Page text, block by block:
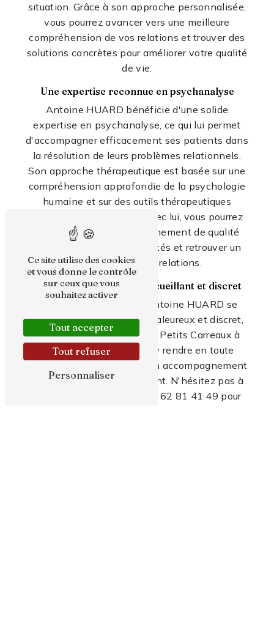
situation. Grâce à son approche personnalisée,
vous pourrez avancer vers une meilleure
compréhension de vos relations et trouver des
solutions concrètes pour améliorer votre qualité
de vie.
Une expertise reconnue en psychanalyse
Antoine HUARD bénéficie d'une solide
expertise en psychanalyse, ce qui lui permet
d'accompagner efficacement ses patients dans
la résolution de leurs problèmes relationnels.
Son approche thérapeutique est basée sur une
compréhension approfondie de la psychologie
humaine et sur des outils thérapeutiques
éprouvés. En travaillant avec lui, vous pourrez
bénéficier d'un accompagnement de qualité
pour surmonter vos difficultés et retrouver un
équilibre dans vos relations.
Un lieu de consultation accueillant et discret
Les consultations avec Antoine HUARD se
déroulent dans un cadre chaleureux et discret,
situé à l'adresse 8 Rue des Petits Carreaux à
Paris. Vous pourrez vous y rendre en toute
sérénité pour bénéficier d'un accompagnement
professionnel et bienveillant. N'hésitez pas à
prendre rendez-vous au 06 62 81 41 49 pour
Ce site utilise des cookies
et vous donne le contrôle
sur ceux que vous
souhaitez activer
Tout accepter
Tout refuser
Personnaliser